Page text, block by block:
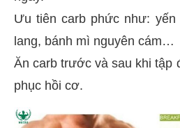
Ưu tiên carb phức như: yến
lang, bánh mì nguyên cám…
Ăn carb trước và sau khi tập
phục hồi cơ.